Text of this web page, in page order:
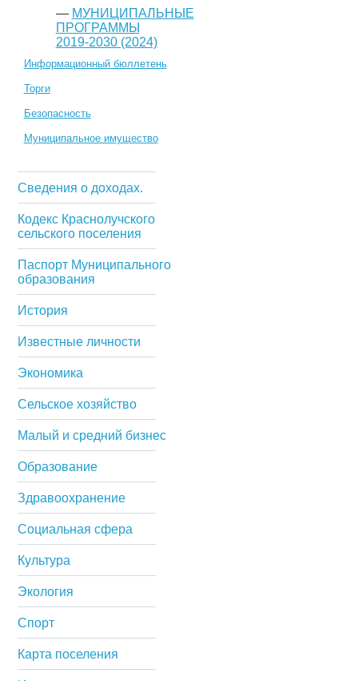
— МУНИЦИПАЛЬНЫЕ
ПРОГРАММЫ
2019-2030 (2024)
Информационный бюллетень
Торги
Безопасность
Муниципальное имущество
Сведения о доходах.
Кодекс Краснолучского
сельского поселения
Паспорт Муниципального
образования
История
Известные личности
Экономика
Сельское хозяйство
Малый и средний бизнес
Образование
Здравоохранение
Социальная сфера
Культура
Экология
Спорт
Карта поселения